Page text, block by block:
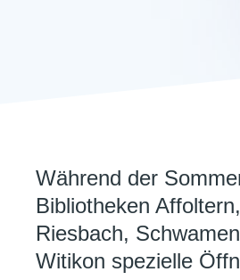
Während der
Bibliotheken
Riesbach,
Witikon spezielle